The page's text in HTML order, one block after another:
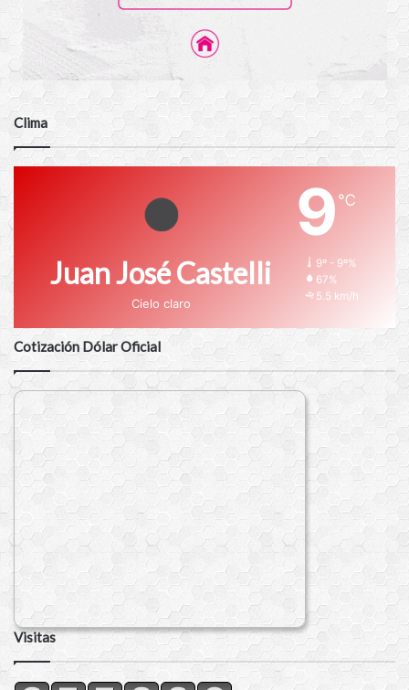
Clima
Juan José Castelli
Cielo claro
9 ℃
9º - 9º%
67%
5.5 km/h
Cotización Dólar Oficial
Visitas